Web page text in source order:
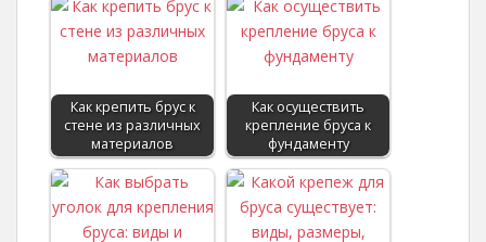
Как крепить брус к
стене из различных
материалов
Как осуществить
крепление бруса к
фундаменту